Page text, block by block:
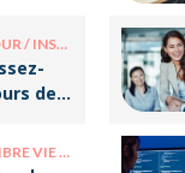
/ INSOLITE
de
/ VIE PERSO